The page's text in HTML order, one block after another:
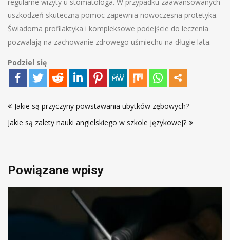
uszkodzeń skuteczną pomoc zapewnia nowoczesna protetyka.
Świadoma profilaktyka i kompleksowe podejście do leczenia
pozwalają na zachowanie zdrowego uśmiechu na długie lata.
Podziel się
wpisu
Jakie są przyczyny powstawania ubytków zębowych?
Jakie są zalety nauki angielskiego w szkole językowej?
Powiązane wpisy